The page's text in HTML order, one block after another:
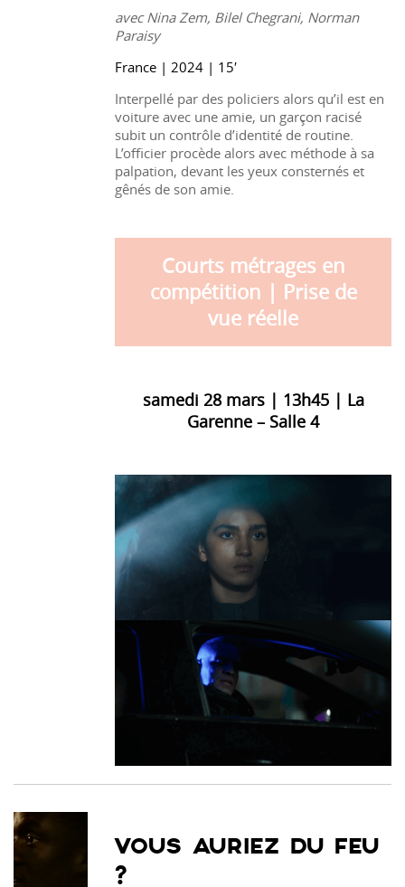
avec Nina Zem, Bilel Chegrani, Norman
Paraisy
France | 2024 | 15′
Interpellé par des policiers alors qu’il est en
voiture avec une amie, un garçon racisé
subit un contrôle d’identité de routine.
L’officier procède alors avec méthode à sa
palpation, devant les yeux consternés et
gênés de son amie.
Courts métrages en
compétition | Prise de
vue réelle
samedi 28 mars | 13h45 | La
Garenne – Salle 4
VOUS AURIEZ DU FEU
?